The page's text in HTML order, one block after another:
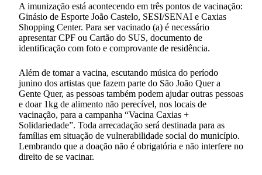
A imunização está acontecendo em três pontos de vacinação:
Ginásio de Esporte João Castelo, SESI/SENAI e Caxias
Shopping Center. Para ser vacinado (a) é necessário
apresentar CPF ou Cartão do SUS, documento de
identificação com foto e comprovante de residência.
Além de tomar a vacina, escutando música do período
junino dos artistas que fazem parte do São João Quer a
Gente Quer, as pessoas também podem ajudar outras pessoas
e doar 1kg de alimento não perecível, nos locais de
vacinação, para a campanha “Vacina Caxias +
Solidariedade”. Toda arrecadação será destinada para as
famílias em situação de vulnerabilidade social do município.
Lembrando que a doação não é obrigatória e não interfere no
direito de se vacinar.